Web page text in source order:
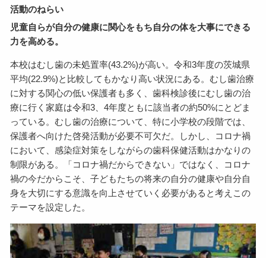
活動のねらい
児童自らが自分の健康に関心をもち自分の体を大事にできる
力を高める。
本校はむし歯の未処置率(43.2%)が高い。令和3年度の茨城県
平均(22.9%)と比較してもかなり高い状況にある。むし歯治療
に対する関心の低い保護者も多く、歯科検診後にむし歯の治
療に行く家庭は令和3、4年度ともに該当者の約50%にとどま
っている。むし歯の治療について、特に小学校の段階では、
保護者へ向けた啓発活動が必要不可欠だ。しかし、コロナ禍
において、感染症対策をしながらの歯科保健活動はかなりの
制限がある。「コロナ禍だからできない」ではなく、コロナ
禍の今だからこそ、子どもたちの将来の自分の健康や自分自
身を大切にする意識を向上させていく必要があると考えこの
テーマを設定した。